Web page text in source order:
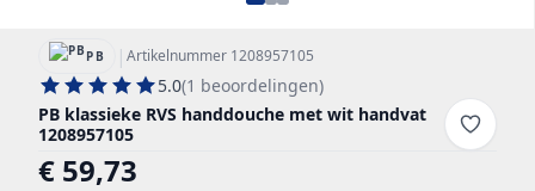
PB | Artikelnummer 1208957105
5.0(1 beoordelingen)
PB klassieke RVS handdouche met wit handvat
1208957105
€ 59,73